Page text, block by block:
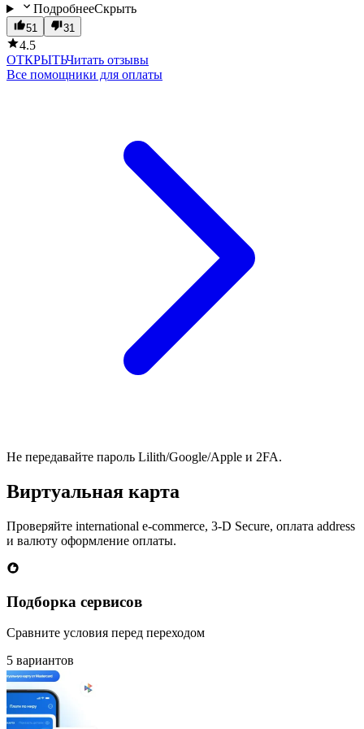
ПодробнееСкрыть
51 31
4.5
ОТКРЫТЬЧитать отзывы
Все помощники для оплаты
Не передавайте пароль Lilith/Google/Apple и 2FA.
Виртуальная карта
Проверяйте international e-commerce, 3-D Secure, оплата address
и валюту оформление оплаты.
Подборка сервисов
Сравните условия перед переходом
5 вариантов